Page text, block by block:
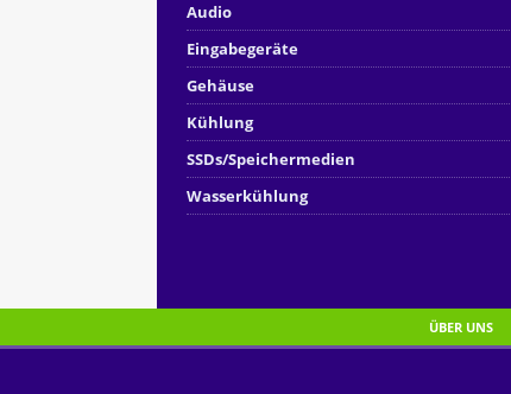
Audio
Eingabegeräte
Gehäuse
Kühlung
SSDs/Speichermedien
Wasserkühlung
ÜBER UNS